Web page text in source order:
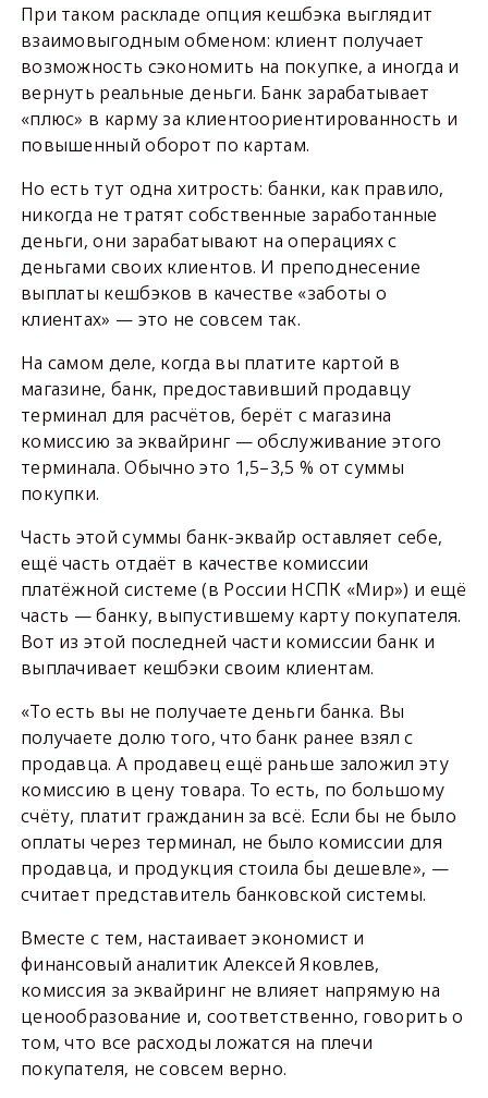
При таком раскладе опция кешбэка выглядит
взаимовыгодным обменом: клиент получает
возможность сэкономить на покупке, а иногда и
вернуть реальные деньги. Банк зарабатывает
«плюс» в карму за клиентоориентированность и
повышенный оборот по картам.
Но есть тут одна хитрость: банки, как правило,
никогда не тратят собственные заработанные
деньги, они зарабатывают на операциях с
деньгами своих клиентов. И преподнесение
выплаты кешбэков в качестве «заботы о
клиентах» — это не совсем так.
На самом деле, когда вы платите картой в
магазине, банк, предоставивший продавцу
терминал для расчётов, берёт с магазина
комиссию за эквайринг — обслуживание этого
терминала. Обычно это 1,5–3,5 % от суммы
покупки.
Часть этой суммы банк-эквайр оставляет себе,
ещё часть отдаёт в качестве комиссии
платёжной системе (в России НСПК «Мир») и ещё
часть — банку, выпустившему карту покупателя.
Вот из этой последней части комиссии банк и
выплачивает кешбэки своим клиентам.
«То есть вы не получаете деньги банка. Вы
получаете долю того, что банк ранее взял с
продавца. А продавец ещё раньше заложил эту
комиссию в цену товара. То есть, по большому
счёту, платит гражданин за всё. Если бы не было
оплаты через терминал, не было комиссии для
продавца, и продукция стоила бы дешевле», —
считает представитель банковской системы.
Вместе с тем, настаивает экономист и
финансовый аналитик Алексей Яковлев,
комиссия за эквайринг не влияет напрямую на
ценообразование и, соответственно, говорить о
том, что все расходы ложатся на плечи
покупателя, не совсем верно.